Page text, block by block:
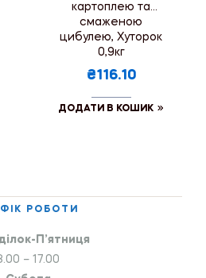
картоплею та
смаженою
цибулею, Хуторок
0,9кг
₴116.10
ДОДАТИ В КОШИК
РОБОТИ
П’ятниця
– 17.00